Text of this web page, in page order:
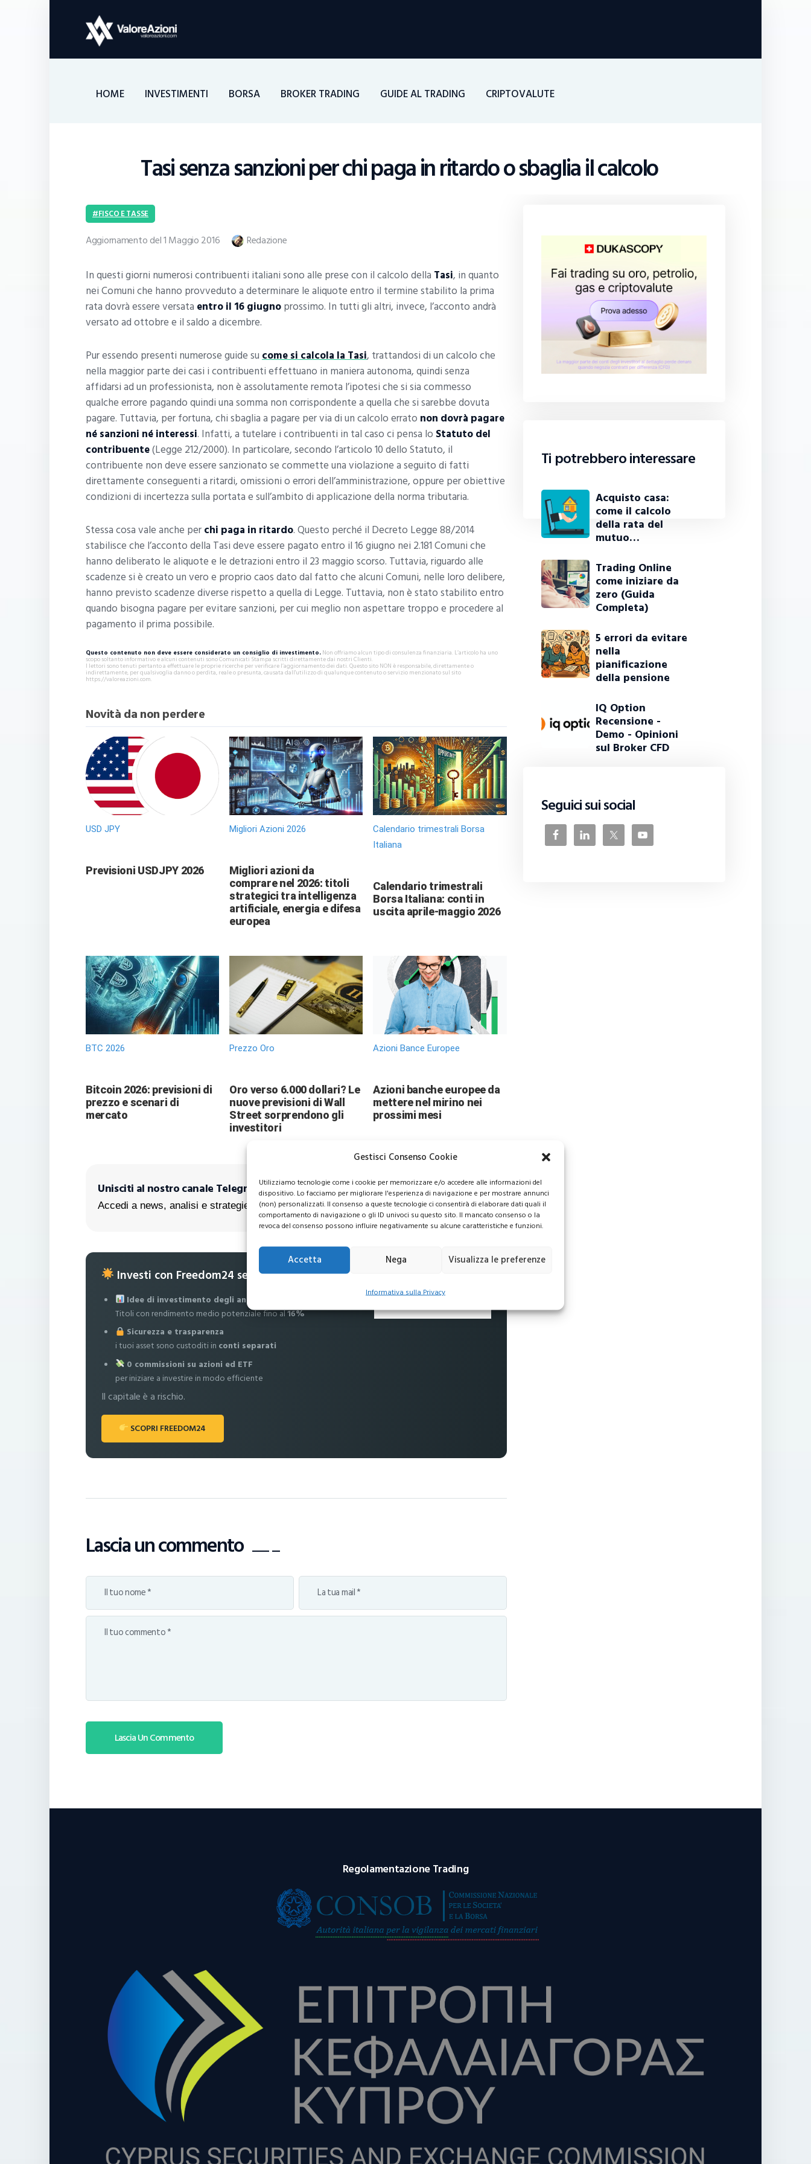
Gestisci Consenso Cookie
Utilizziamo tecnologie come i cookie per memorizzare e/o accedere alle informazioni del
dispositivo. Lo facciamo per migliorare l'esperienza di navigazione e per mostrare annunci
(non) personalizzati. Il consenso a queste tecnologie ci consentirà di elaborare dati quali il
comportamento di navigazione o gli ID univoci su questo sito. Il mancato consenso o la
revoca del consenso possono influire negativamente su alcune caratteristiche e funzioni.
Accetta Nega Visualizza le preferenze
Informativa sulla Privacy
HOME INVESTIMENTI BORSA BROKER TRADING GUIDE AL TRADING CRIPTOVALUTE
Tasi senza sanzioni per chi paga in ritardo o sbaglia il calcolo
Investimenti
Borsa
Guide Al Trading
Criptovalute
FISCO E TASSE
Aggiornamento del 1 Maggio 2016 Redazione
In questi giorni numerosi contribuenti italiani sono alle prese con il calcolo della Tasi, in quanto
nei Comuni che hanno provveduto a determinare le aliquote entro il termine stabilito la prima
rata dovrà essere versata entro il 16 giugnoprossimo. In tutti gli altri, invece, l’acconto andrà
versato ad ottobre e il saldo a dicembre.
Pur essendo presenti numerose guide sucome si calcola la Tasi, trattandosi di un calcolo che
nella maggior parte dei casi i contribuenti effettuano in maniera autonoma, quindi senza
affidarsi ad un professionista, non è assolutamente remota l’ipotesi che si sia commesso
qualche errore pagando quindi una somma non corrispondente a quella che si sarebbe dovuta
pagare. Tuttavia, per fortuna, chi sbaglia a pagare per via di un calcolo errato non dovrà pagare
né sanzioni né interessi. Infatti, a tutelare i contribuenti in tal caso ci pensa lo Statuto del
contribuente(Legge 212/2000). In particolare, secondo l’articolo 10 dello Statuto, il
contribuente non deve essere sanzionato se commette una violazione a seguito di fatti
direttamente conseguenti a ritardi, omissioni o errori dell’amministrazione, oppure per obiettive
condizioni di incertezza sulla portata e sull’ambito di applicazione della norma tributaria.
Stessa cosa vale anche perchi paga in ritardo. Questo perché il Decreto Legge 88/2014
stabilisce che l’acconto della Tasi deve essere pagato entro il 16 giugno nei 2.181 Comuni che
hanno deliberato le aliquote e le detrazioni entro il 23 maggio scorso. Tuttavia, riguardo alle
scadenze si è creato un vero e proprio caos dato dal fatto che alcuni Comuni, nelle loro delibere,
hanno previsto scadenze diverse rispetto a quella di Legge. Tuttavia, non è stato stabilito entro
quando bisogna pagare per evitare sanzioni, per cui meglio non aspettare troppo e procedere al
pagamento il prima possibile.
Questo contenuto non deve essere considerato un consiglio di investimento.Non offriamo alcun tipo di consulenza finanziaria. L’articolo ha uno
scopo soltanto informativo e alcuni contenuti sono Comunicati Stampa scritti direttamente dai nostri Clienti.
I lettori sono tenuti pertanto a effettuare le proprie ricerche per verificare l’aggiornamento dei dati. Questo sito NON è responsabile, direttamente o
indirettamente, per qualsivoglia danno o perdita, reale o presunta, causata dall'utilizzo di qualunque contenuto o servizio menzionato sul sito
https://valoreazioni.com.
Novità da non perdere
USD JPY
Previsioni USDJPY 2026
Migliori Azioni 2026
Migliori azioni da
comprare nel 2026: titoli
strategici tra intelligenza
artificiale, energia e difesa
europea
Calendario trimestrali Borsa
Italiana
Calendario trimestrali
Borsa Italiana: conti in
uscita aprile-maggio 2026
BTC 2026
Bitcoin 2026: previsioni di
prezzo e scenari di
mercato
Prezzo Oro
Oro verso 6.000 dollari? Le
nuove previsioni di Wall
Street sorprendono gli
investitori
Azioni Bance Europee
Azioni banche europee da
mettere nel mirino nei
prossimi mesi
Unisciti al nostro canale Telegram!
Accedi a news, analisi e strategie esclusive per i tuoi investimenti
Investi con Freedom24 senza commissioni
Idee di investimento degli analisti
Titoli con rendimento medio potenziale fino al16%
Sicurezza e trasparenza
i tuoi asset sono custoditi in conti separati
0 commissioni su azioni ed ETF
per iniziare a investire in modo efficiente
Il capitale è a rischio.
SCOPRI FREEDOM24
Lascia un commento
Ti potrebbero interessare
Acquisto casa:
come il calcolo
della rata del
mutuo…
Trading Online
come iniziare da
zero (Guida
Completa)
5 errori da evitare
nella
pianificazione
della pensione
IQ Option
Recensione -
Demo - Opinioni
sul Broker CFD
Seguici sui social
Regolamentazione Trading